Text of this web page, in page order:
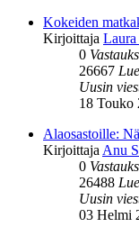
Kokeiden
Kirjoittaja Laura
0
26667
Uusin
18 Touko
Alaosastoille:
Kirjoittaja Anu
0
26488
Uusin
03 Helmi